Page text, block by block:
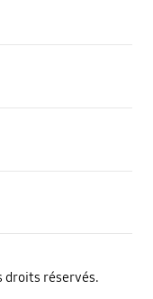
droits réservés.